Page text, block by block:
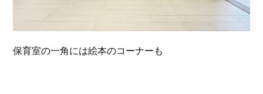
保育室の一角には絵本のコーナーも